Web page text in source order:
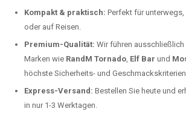
Kompakt & praktisch: Perfekt für
oder auf Reisen.
Premium-Qualität: Wir führen
Marken wie RandM Tornado, Elf Bar und
höchste Sicherheits- und
Express-Versand: Bestellen Sie heute und
in nur 1-3 Werktagen.